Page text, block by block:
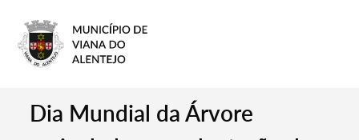
Dia Mundial da Árvore